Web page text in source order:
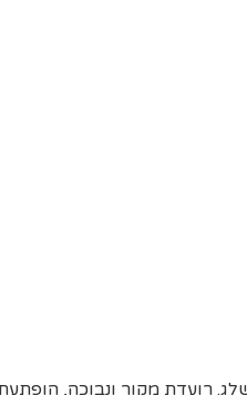
רועדת מקור ונבוכה,